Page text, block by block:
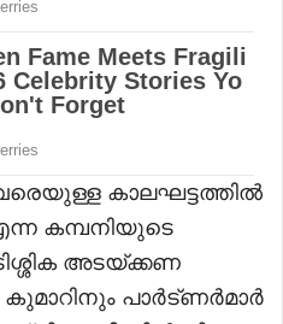
വരെയുള്ള കാലഘട്ടത്തിൽ
കമ്പനിയുടെ
അടയ്ക്കണ
കുമാറിനും പാർട്ണർമാർ